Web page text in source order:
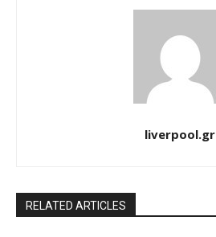
liverpool.gr
RELATED ARTICLES